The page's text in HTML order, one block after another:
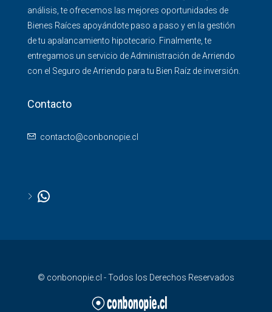
análisis, te ofrecemos las mejores oportunidades de
Bienes Raíces apoyándote paso a paso y en la gestión
de tu apalancamiento hipotecario. Finalmente, te
entregamos un servicio de Administración de Arriendo
con el Seguro de Arriendo para tu Bien Raíz de inversión.
Contacto
contacto@conbonopie.cl
© conbonopie.cl - Todos los Derechos Reservados